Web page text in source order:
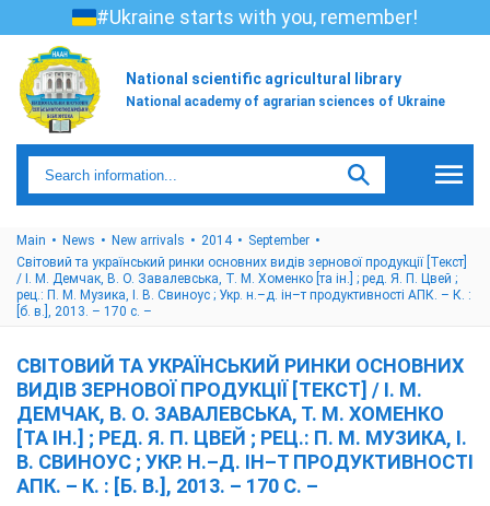
#Ukraine starts with you, remember!
National scientific agricultural library
National academy of agrarian sciences of Ukraine
Main News New arrivals 2014
September
Світовий та український ринки основних видів зернової продукції [Текст]
/ І. М. Демчак, В. О. Завалевська, Т. М. Хоменко [та ін.] ; ред. Я. П. Цвей ;
рец.: П. М. Музика, І. В. Свиноус ; Укр. н.–д. ін–т продуктивності АПК. – К. :
[б. в.], 2013. – 170 с. –
СВІТОВИЙ ТА УКРАЇНСЬКИЙ РИНКИ ОСНОВНИХ
ВИДІВ ЗЕРНОВОЇ ПРОДУКЦІЇ [ТЕКСТ] / І. М.
ДЕМЧАК, В. О. ЗАВАЛЕВСЬКА, Т. М. ХОМЕНКО
[ТА ІН.] ; РЕД. Я. П. ЦВЕЙ ; РЕЦ.: П. М. МУЗИКА, І.
В. СВИНОУС ; УКР. Н.–Д. ІН–Т ПРОДУКТИВНОСТІ
АПК. – К. : [Б. В.], 2013. – 170 С. –